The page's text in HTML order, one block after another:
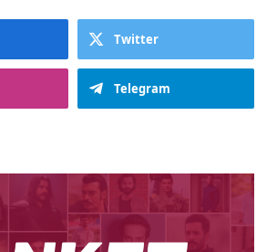
Twitter
Telegram